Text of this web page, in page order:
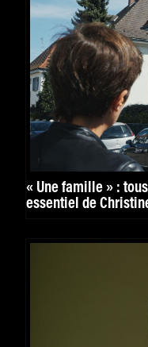
« Une famille » :
essentiel de